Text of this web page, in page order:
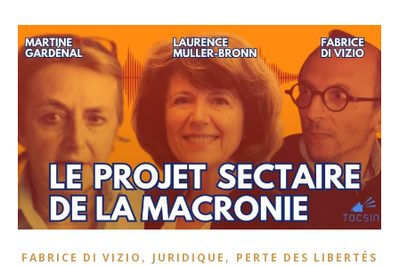
FABRICE DI VIZIO , JURIDIQUE , PERTE DES LIBERTÉS